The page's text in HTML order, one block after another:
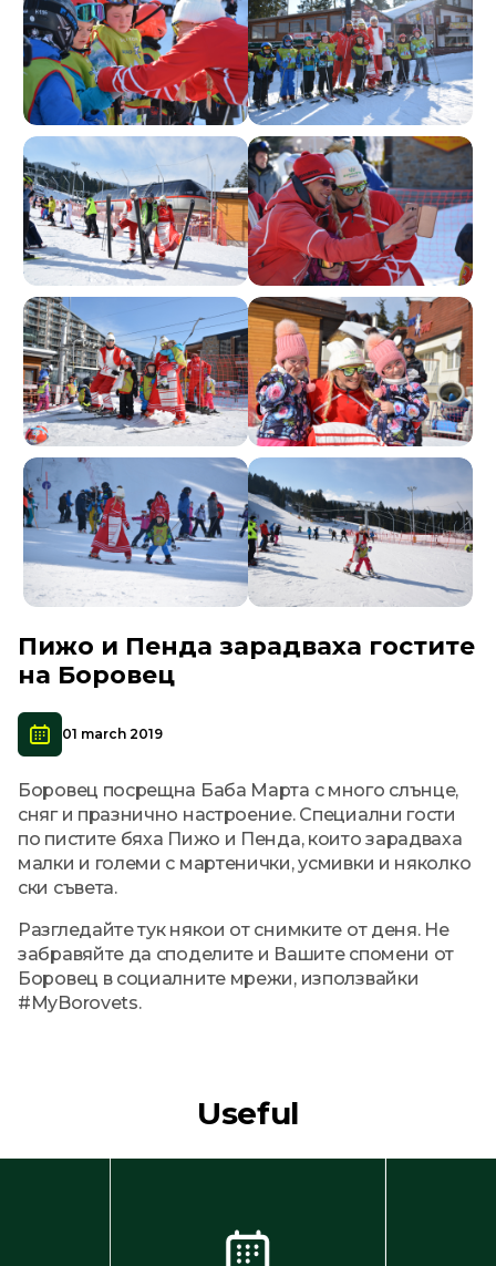
Пижо и Пенда зарадваха гостите
на Боровец
01 march 2019
Боровец посрещна Баба Марта с много слънце,
сняг и празнично настроение. Специални гости
по пистите бяха Пижо и Пенда, които зарадваха
малки и големи с мартенички, усмивки и няколко
ски съвета.
Разгледайте тук някои от снимките от деня. Не
забравяйте да споделите и Вашите спомени от
Боровец в социалните мрежи, използвайки
#MyBorovets.
Useful